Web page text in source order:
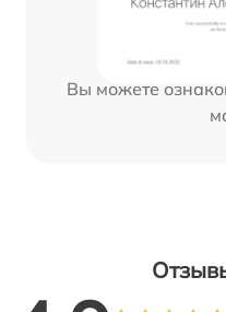
Вы можете